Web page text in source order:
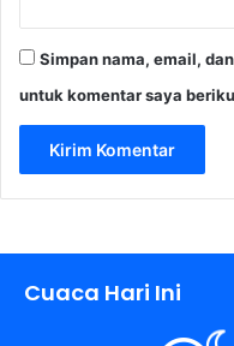
Simpan nama, email,
untuk komentar saya
Cuaca Hari Ini